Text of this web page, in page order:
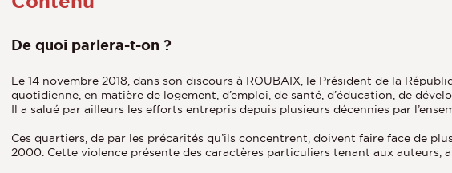
De quoi parlera-t-on ?
Le 14 novembre 2018, dans son discours à ROUBAIX, le Président de la
quotidienne, en matière de logement, d’emploi, de santé, d’éducation, de
Il a salué par ailleurs les efforts entrepris depuis plusieurs décennies par
Ces quartiers, de par les précarités qu’ils concentrent, doivent faire face de
2000. Cette violence présente des caractères particuliers tenant aux auteurs,